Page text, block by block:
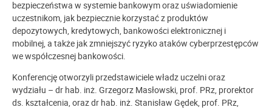
bezpieczeństwa w systemie bankowym oraz uświadomienie
uczestnikom, jak bezpiecznie korzystać z produktów
depozytowych, kredytowych, bankowości elektronicznej i
mobilnej, a także jak zmniejszyć ryzyko ataków cyberprzestępców
we współczesnej bankowości.
Konferencję otworzyli przedstawiciele władz uczelni oraz
wydziału – dr hab. inż. Grzegorz Masłowski, prof. PRz, prorektor
ds. kształcenia, oraz dr hab. inż. Stanisław Gędek, prof. PRz,